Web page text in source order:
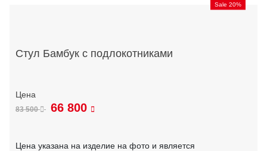
Sale 20%
Стул Бамбук с подлокотниками
83 500 66 800
Цена указана на изделие на фото и является